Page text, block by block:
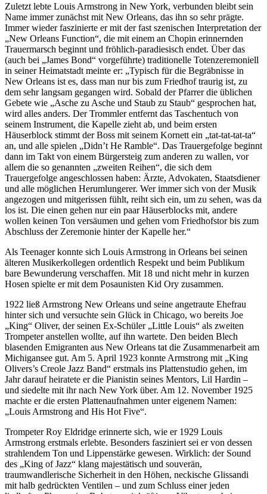
Zuletzt lebte Louis Armstrong in New York, verbunden bleibt sein
Name immer zunächst mit New Orleans, das ihn so sehr prägte.
Immer wieder faszinierte er mit der fast szenischen Interpretation der
„New Orleans Function“, die mit einem an Chopin erinnernden
Trauermarsch beginnt und fröhlich-paradiesisch endet. Über das
(auch bei „James Bond“ vorgeführte) traditionelle Totenzeremoniell
in seiner Heimatstadt meinte er: „Typisch für die Begräbnisse in
New Orleans ist es, dass man nur bis zum Friedhof traurig ist, zu
dem sehr langsam gegangen wird. Sobald der Pfarrer die üblichen
Gebete wie „Asche zu Asche und Staub zu Staub“ gesprochen hat,
wird alles anders. Der Trommler entfernt das Taschentuch von
seinem Instrument, die Kapelle zieht ab, und beim ersten
Häuserblock stimmt der Boss mit seinem Kornett ein „tat-tat-tat-ta“
an, und alle spielen „Didn’t He Ramble“. Das Trauergefolge beginnt
dann im Takt von einem Bürgersteig zum anderen zu wallen, vor
allem die so genannten „zweiten Reihen“, die sich dem
Trauergefolge angeschlossen haben: Ärzte, Advokaten, Staatsdiener
und alle möglichen Herumlungerer. Wer immer sich von der Musik
angezogen und mitgerissen fühlt, reiht sich ein, um zu sehen, was da
los ist. Die einen gehen nur ein paar Häuserblocks mit, andere
wollen keinen Ton versäumen und gehen vom Friedhofstor bis zum
Abschluss der Zeremonie hinter der Kapelle her.“
Als Teenager konnte sich Louis Armstrong in Orleans bei seinen
älteren Musikerkollegen ordentlich Respekt und beim Publikum
bare Bewunderung verschaffen. Mit 18 und nicht mehr in kurzen
Hosen spielte er mit dem Posaunisten Kid Ory zusammen.
1922 ließ Armstrong New Orleans und seine angetraute Ehefrau
hinter sich und versuchte sein Glück in Chicago, wo bereits Joe
„King“ Oliver, der seinen Ex-Schüler „Little Louis“ als zweiten
Trompeter anstellen wollte, auf ihn wartete. Den beiden Blech
blasenden Emigranten aus New Orleans tat die Zusammenarbeit am
Michigansee gut. Am 5. April 1923 konnte Armstrong mit „King
Olivers’s Creole Jazz Band“ erstmals ins Plattenstudio gehen, im
Jahr darauf heiratete er die Pianistin seines Mentors, Lil Hardin –
und siedelte mit ihr nach New York über. Am 12. November 1925
machte er die ersten Plattenaufnahmen unter eigenem Namen:
„Louis Armstrong and His Hot Five“.
Trompeter Roy Eldridge erinnerte sich, wie er 1929 Louis
Armstrong erstmals erlebte. Besonders fasziniert sei er von dessen
strahlendem Ton und Lippenstärke gewesen. Wirklich: der Sound
des „King of Jazz“ klang majestätisch und souverän,
traumwandlerische Sicherheit in den Höhen, neckische Glissandi
mit halb gedrückten Ventilen – und zum Schluss einer jeden